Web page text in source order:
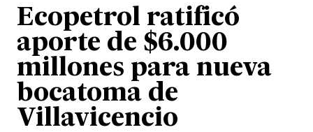
Ecopetrol ratificó
aporte de $6.000
millones para nueva
bocatoma de
Villavicencio